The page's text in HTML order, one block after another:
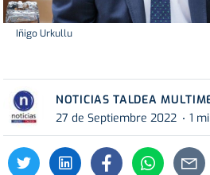
Iñigo Urkullu
NOTICIAS TALDEA
27 de Septiembre 2022
1